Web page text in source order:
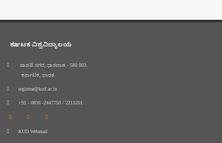
ಕರ್ನಾಟಕ ವಿಶ್ವವಿದ್ಯಾಲಯ
ಪಾವಟೆ ನಗರ, ಧಾರವಾಡ - 580 003.
ಕರ್ನಾಟಕ, ಭಾರತ.
registrar@kud.ac.in
+91 - 0836 -2447750 / 2215201
KUD Webmail